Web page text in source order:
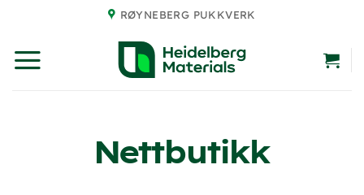
content
RØYNEBERG PUKKVERK
Nettbutikk